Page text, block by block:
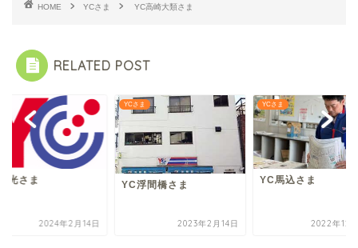
HOME YCさま YC高崎大類さま
RELATED POST
光さま
2024年2月14日
YCさま
YC浮間橋さま
2023年2月14日
YCさま
YC馬込さま
2022年12